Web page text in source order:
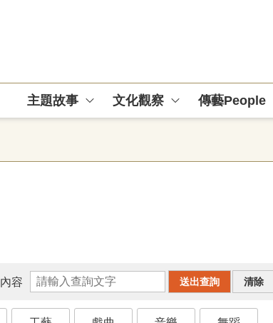
主題故事 文化觀察 傳藝People
內容